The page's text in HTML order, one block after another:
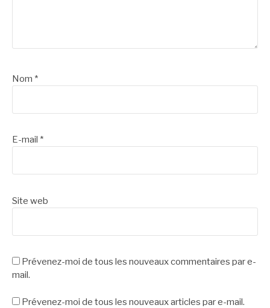
Nom *
E-mail *
Site web
Prévenez-moi de tous les nouveaux commentaires par e-
mail.
Prévenez-moi de tous les nouveaux articles par e-mail.